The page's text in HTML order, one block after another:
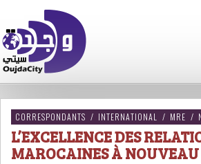
CORRESPONDANTS / INTERNATIONAL / MRE /
L’EXCELLENCE DES
MAROCAINES À